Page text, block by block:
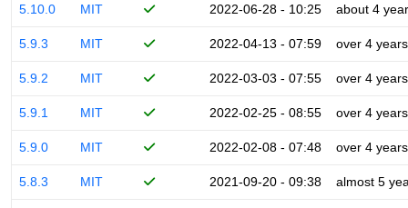
5.10.0 MIT 2022-06-28 - 10:25 about 4
5.9.3 MIT 2022-04-13 - 07:59 over 4 years
5.9.2 MIT 2022-03-03 - 07:55 over 4 years
5.9.1 MIT 2022-02-25 - 08:55 over 4 years
5.9.0 MIT 2022-02-08 - 07:48 over 4 years
5.8.3 MIT 2021-09-20 - 09:38 almost 5